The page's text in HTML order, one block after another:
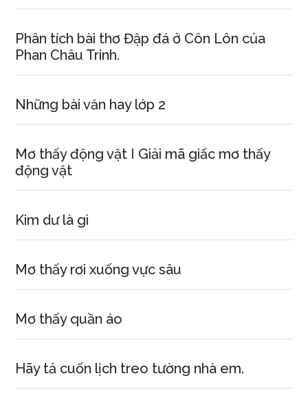
Phân tích bài thơ Đập đá ở Côn Lôn của
Phan Châu Trinh.
Những bài văn hay lớp 2
Mơ thấy động vật I Giải mã giấc mơ thấy
động vật
Kim dư là gì
Mơ thấy rơi xuống vực sâu
Mơ thấy quần áo
Hãy tả cuốn lịch treo tường nhà em.